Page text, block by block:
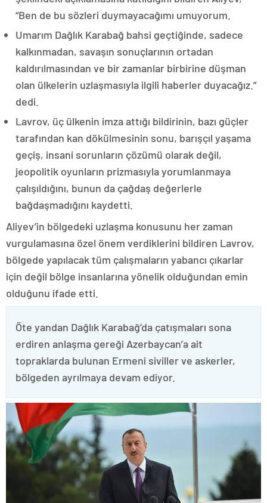
“Ben de bu sözleri duymayacağımı umuyorum.
Umarım Dağlık Karabağ bahsi geçtiğinde, sadece
kalkınmadan, savaşın sonuçlarının ortadan
kaldırılmasından ve bir zamanlar birbirine düşman
olan ülkelerin uzlaşmasıyla ilgili haberler duyacağız.”
dedi.
Lavrov, üç ülkenin imza attığı bildirinin, bazı güçler
tarafından kan dökülmesinin sonu, barışçıl yaşama
geçiş, insani sorunların çözümü olarak değil,
jeopolitik oyunların prizmasıyla yorumlanmaya
çalışıldığını, bunun da çağdaş değerlerle
bağdaşmadığını kaydetti.
Aliyev’in bölgedeki uzlaşma konusunu her zaman
vurgulamasına özel önem verdiklerini bildiren Lavrov,
bölgede yapılacak tüm çalışmaların yabancı çıkarlar
için değil bölge insanlarına yönelik olduğundan emin
olduğunu ifade etti.
Öte yandan Dağlık Karabağ’da çatışmaları sona
erdiren anlaşma gereği Azerbaycan’a ait
topraklarda bulunan Ermeni siviller ve askerler,
bölgeden ayrılmaya devam ediyor.